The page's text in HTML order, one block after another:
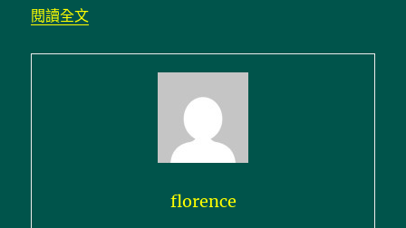
閱讀全文〈LGPL-3.0 訴訟案例解析：FreeAdhocUDF 侵
florence